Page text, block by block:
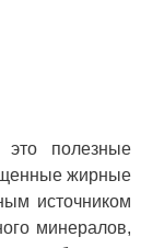
полезные
жирные
источником
минералов,